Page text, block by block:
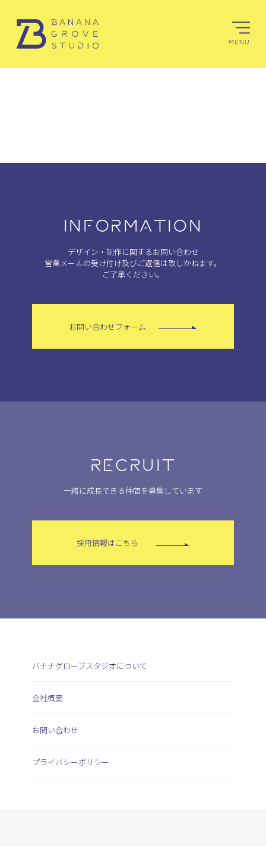
MENU
INFORMATION
デザイン・制作に関するお問い合わせ
営業メールの受け付け及びご返信は致しかねます。
ご了承ください。
お問い合わせフォーム
RECRUIT
一緒に成長できる仲間を募集しています
採用情報はこちら
バナナグローブスタジオについて
会社概要
お問い合わせ
プライバシーポリシー